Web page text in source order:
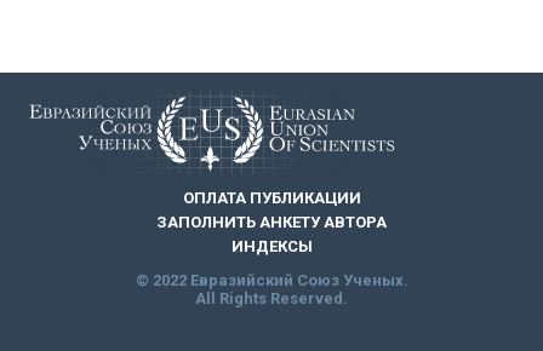
ОПЛАТА ПУБЛИКАЦИИ
ЗАПОЛНИТЬ АНКЕТУ АВТОРА
ИНДЕКСЫ
© 2022 Евразийский Союз Ученых.
All Rights Reserved.